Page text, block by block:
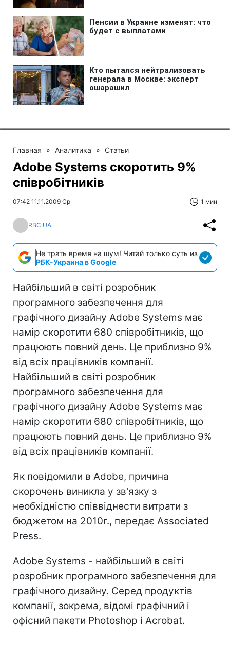
Главная » Аналитика » Статьи
Adobe Systems скоротить 9%
співробітників
07:42 11.11.2009 Ср 1 мин
RBC.UA
Не трать время на шум! Читай только суть из
РБК-Украина в Google
Найбільший в світі розробник
програмного забезпечення для
графічного дизайну Adobe Systems має
намір скоротити 680 співробітників, що
працюють повний день. Це приблизно 9%
від всіх працівників компанії.
Найбільший в світі розробник
програмного забезпечення для
графічного дизайну Adobe Systems має
намір скоротити 680 співробітників, що
працюють повний день. Це приблизно 9%
від всіх працівників компанії.
Як повідомили в Adobe, причина
скорочень виникла у зв'язку з
необхідністю співвіднести витрати з
бюджетом на 2010г., передає Associated
Press.
Adobe Systems - найбільший в світі
розробник програмного забезпечення для
графічного дизайну. Серед продуктів
компанії, зокрема, відомі графічний і
офісний пакети Photoshop і Acrobat.